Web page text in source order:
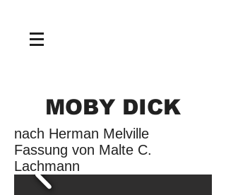
MOBY DICK
nach Herman Melville
Fassung von Malte C.
Lachmann